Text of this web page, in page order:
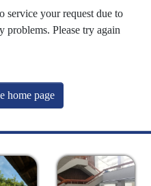
service your request due to
problems. Please try again
home page